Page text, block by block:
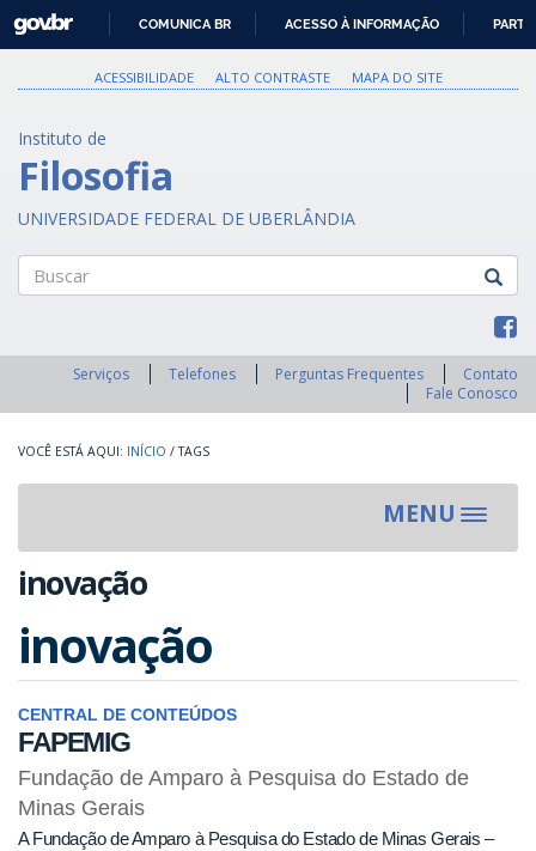
PARA
O
GOVBR
COMUNICA BR ACESSO À INFORMAÇÃO
ACESSIBILIDADE ALTO CONTRASTE MAPA DO SITE
Instituto de
Filosofia
UNIVERSIDADE FEDERAL DE UBERLÂNDIA
Serviços Telefones Perguntas Frequentes
Contato
Fale Conosco
INÍCIO / TAGS
MENU
Toggle
inovação
inovação
CENTRAL DE CONTEÚDOS
FAPEMIG
Fundação de Amparo à Pesquisa do Estado de
Minas Gerais
A Fundação de Amparo à Pesquisa do Estado de Minas Gerais –